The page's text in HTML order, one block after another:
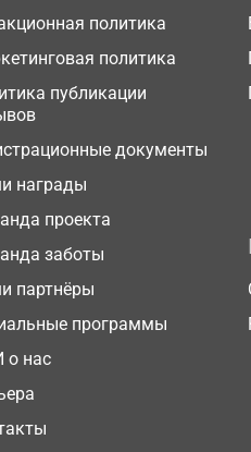
политика
политика
публикации
документы
награды
проекта
заботы
партнёры
программы
о нас